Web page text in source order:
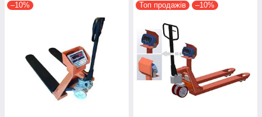
–10% Топ продажів –10%